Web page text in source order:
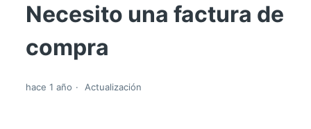
Necesito una factura de
compra
hace 1 año Actualización